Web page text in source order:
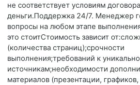
не соответствует условиям
деньги.Поддержка 24/7. Менеджер
вопросы на любом этапе
это стоитСтоимость зависит
(количества страниц);срочности
выполнения;требований к
источникам;необходимости
материалов (презентации,